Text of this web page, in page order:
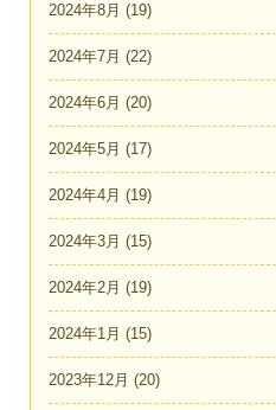
2024年8月 (19)
2024年7月 (22)
2024年6月 (20)
2024年5月 (17)
2024年4月 (19)
2024年3月 (15)
2024年2月 (19)
2024年1月 (15)
2023年12月 (20)